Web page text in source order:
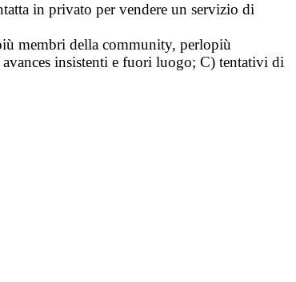
in privato per vendere un servizio di
membri della community, perlopiù
insistenti e fuori luogo; C) tentativi di